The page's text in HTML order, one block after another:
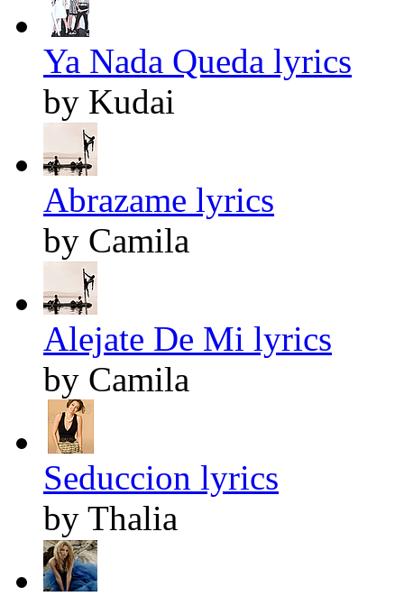
Ya Nada Queda lyrics
by Kudai
Abrazame lyrics
by Camila
Alejate De Mi lyrics
by Camila
Seduccion lyrics
by Thalia